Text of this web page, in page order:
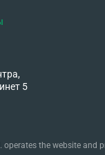
5
the website